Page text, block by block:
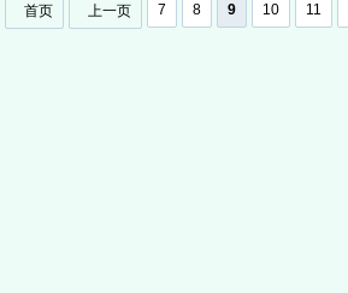
首页 上一页 7 8 9 10 11